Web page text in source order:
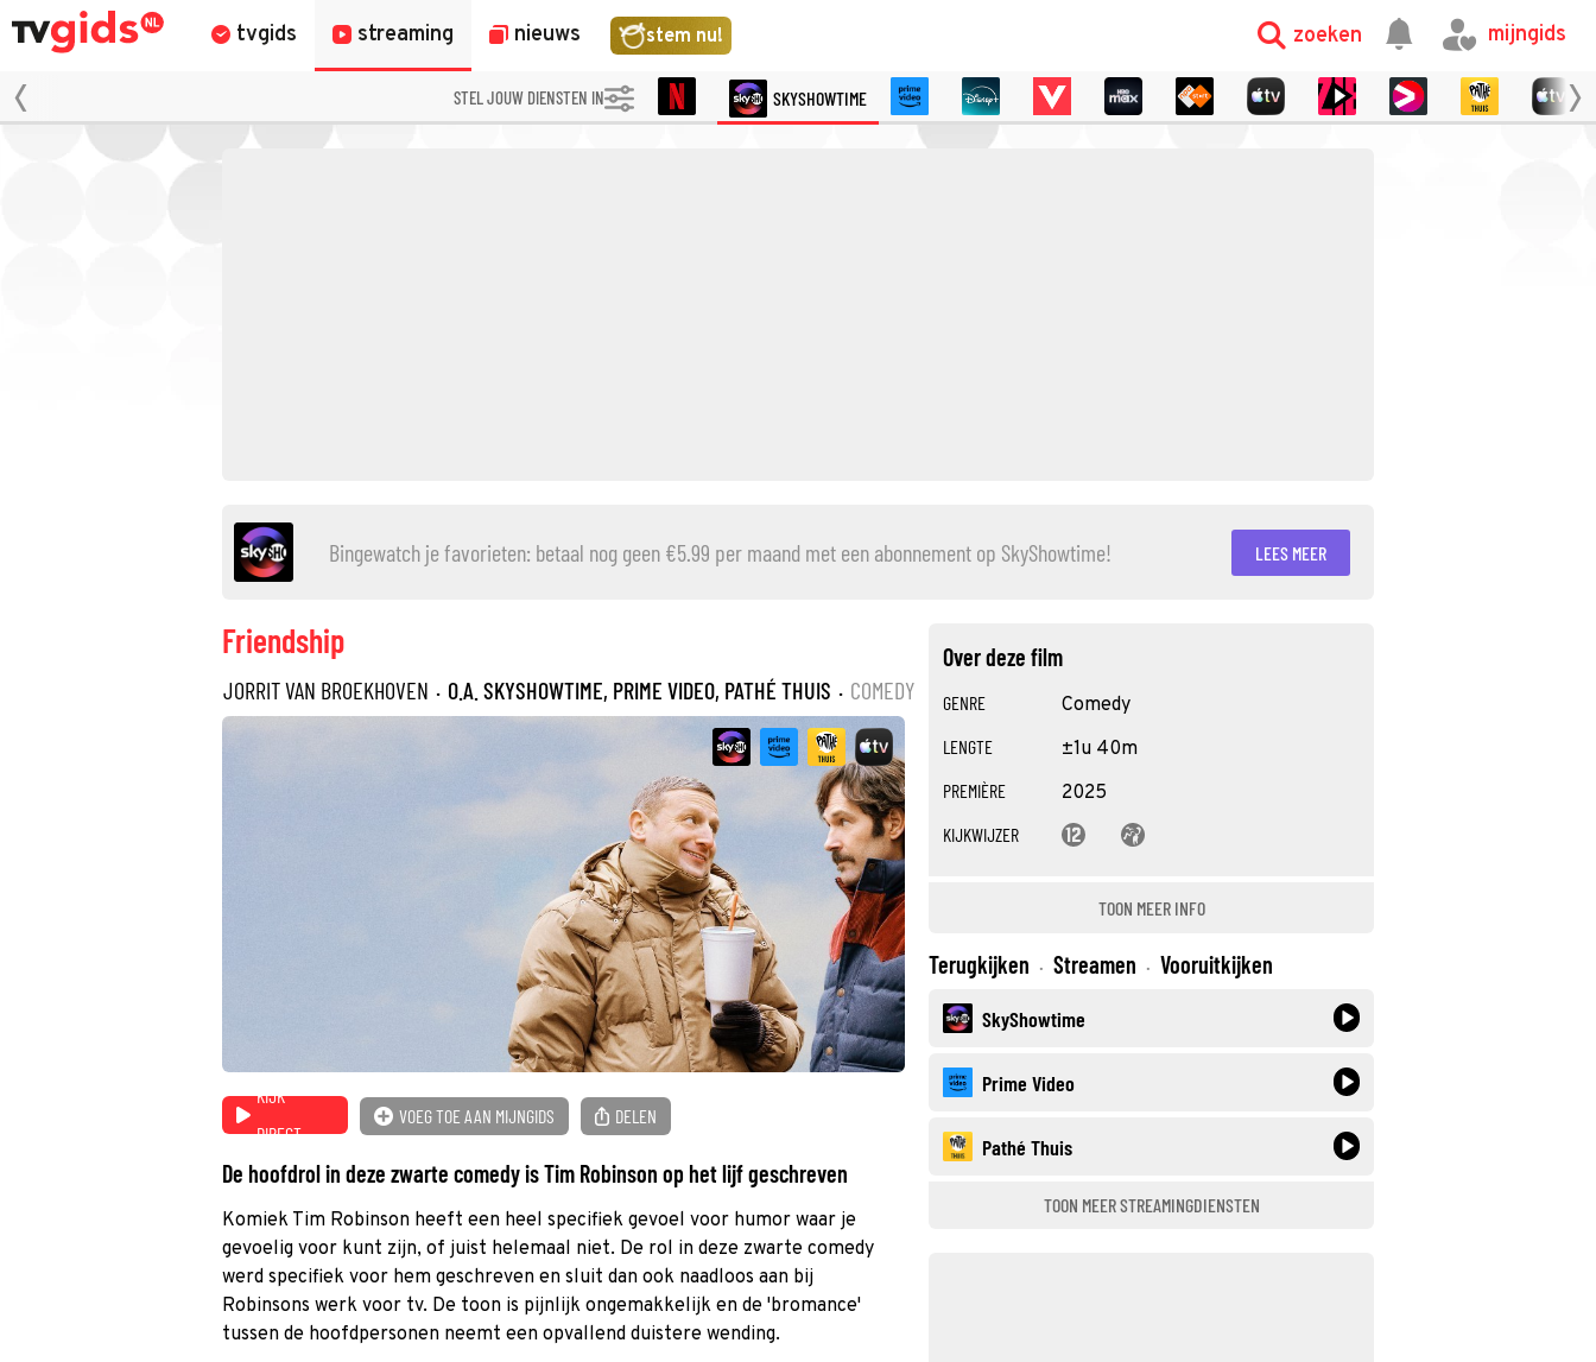
tvgids streaming nieuws stem nu! zoeken mijngids
STEL JOUW DIENSTEN IN SKYSHOWTIME
Bingewatch je favorieten: betaal nog geen €5.99 per maand met een abonnement op SkyShowtime! LEES MEER
Friendship
JORRIT VAN BROEKHOVEN · O.A. SKYSHOWTIME, PRIME VIDEO, PATHÉ THUIS · COMEDY
KIJK
DIRECT
VOEG TOE AAN MIJNGIDS DELEN
De hoofdrol in deze zwarte comedy is Tim Robinson op het lijf geschreven
Komiek Tim Robinson heeft een heel specifiek gevoel voor humor waar je
gevoelig voor kunt zijn, of juist helemaal niet. De rol in deze zwarte comedy
werd specifiek voor hem geschreven en sluit dan ook naadloos aan bij
Robinsons werk voor tv. De toon is pijnlijk ongemakkelijk en de 'bromance'
tussen de hoofdpersonen neemt een opvallend duistere wending.
Over deze film
GENRE Comedy
LENGTE ±1u 40m
PREMIÈRE 2025
KIJKWIJZER
TOON MEER INFO
Terugkijken · Streamen · Vooruitkijken
SkyShowtime
Prime Video
Pathé Thuis
TOON MEER STREAMINGDIENSTEN